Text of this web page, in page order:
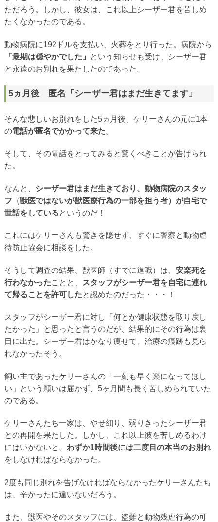
ただろう。しかし、彼女は、これ以上シーザー君を苦しめ
たくなかったのである。
動物病院に192ドルを支払い、火葬をとり行った。病院から
「最期は穏やかでした」
という知らせも受け、シーザー君
と永遠のお別れを果たしたのであった。
5ヵ月後 匿名「シーザー君はまだ生きてます」
そんな悲しいお別れをした5ヵ月後、ケリーさんの元に1本
の電話が匿名でかかって来た。
そして、その電話をとってみると驚くべきことが告げられ
た。
なんと、 シーザー君はまだ生きており、動物病院のスタッ
フ（獣医ではないが獣医療行為の一部を担う者）が自宅で
世話をしているというのだ！
これにはケリーさんも驚きを隠せず、すぐに警察と動物虐
待防止協会に相談をした。
そうして調査の結果、獣医師（すでに退職）は、 安楽死を
行わなかったことと、
スタッフがシーザー君を自宅に連れ
て帰ることを許可したと認めたのだった・・・！
スタッフがシーザー君に対し「何とか健康状態を取り戻し
たかった」と思ったと言うのだが、結果的にその行為は裏
目に出た。シーザー君はかなり痩せて、治療の痕跡も見ら
れなかったそう。
飼い主であったケリーさんの「一刻も早く楽になってほし
い」という願いは届かず、5ヶ月間も長く苦しめられていた
のである。
ケリーさんたち一家は、やせ細り、弱りきったシーザー君
との再開を果たした。しかし、これ以上彼を苦しめるわけ
にはいかないと、 わずか1時間後には二度目の本当のお別れ
をしなければならなかった。
2度も同じ別れを告げなければならなかったケリーさんたち
は、辛かったに違いないだろう。
また、獣医やそのスタッフには、盗難と動物残虐行為の可